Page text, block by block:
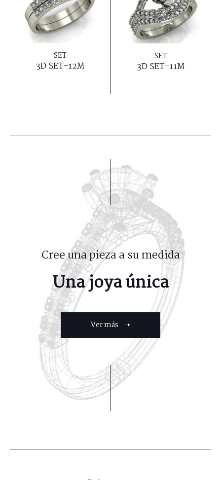
SET
3D SET-12M
SET
3D SET-11M
Cree una pieza a su medida
Una joya única
Ver más ➝